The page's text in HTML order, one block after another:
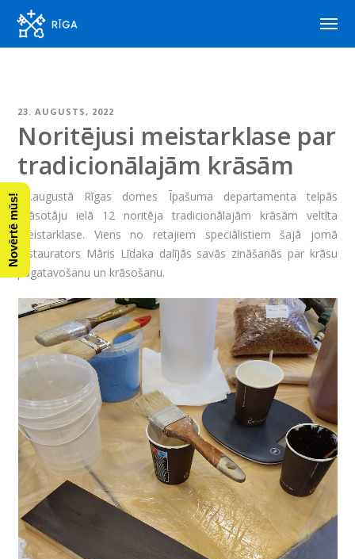
23. AUGUSTS, 2022
Noritējusi meistarklase par
tradicionālajām krāsām
19.augustā Rīgas domes Īpašuma departamenta telpās
Krāsotāju ielā 12 noritēja tradicionālajām krāsām veltīta
meistarklase. Viens no retajiem speciālistiem šajā jomā
restaurators Māris Līdaka dalījās savās zināšanās par krāsu
pagatavošanu un krāsošanu.
Novērtē mūs!